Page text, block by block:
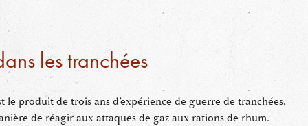
les tranchées
produit de trois ans d’expérience de guerre de tranchées,
de réagir aux attaques de gaz aux rations de rhum.